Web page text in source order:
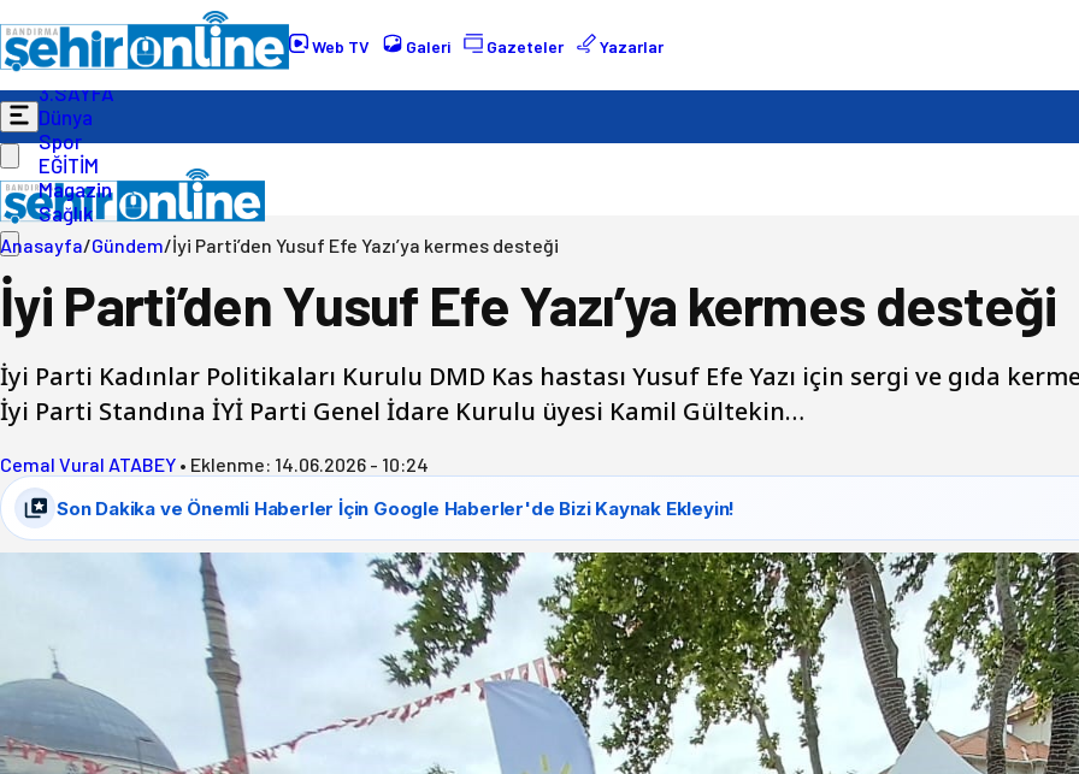
Web TV Galeri Gazeteler Yazarlar
Gündem
Ekonomi
Politika
3.SAYFA
Dünya
Spor
EĞİTİM
Magazin
Sağlık
Anasayfa/Gündem/İyi Parti’den Yusuf Efe Yazı’ya kermes desteği
İyi Parti’den Yusuf Efe Yazı’ya kermes desteği
İyi Parti Kadınlar Politikaları Kurulu DMD Kas hastası Yusuf Efe Yazı için sergi ve gıda
İyi Parti Standına İYİ Parti Genel İdare Kurulu üyesi Kamil Gültekin…
Cemal Vural ATABEY • Eklenme: 14.06.2026 - 10:24
Son Dakika ve Önemli Haberler İçin Google Haberler'de Bizi Kaynak Ekleyin!